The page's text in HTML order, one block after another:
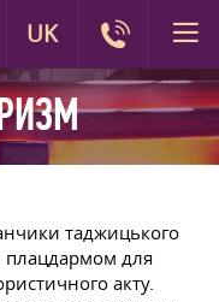
таджицького
плацдармом для
акту.
UK